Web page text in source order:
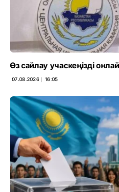
Өз сайлау учаскеңізді
07.08.2026 ∣ 16:05